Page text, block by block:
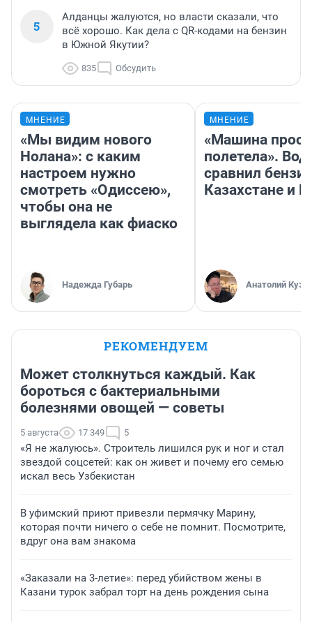
5
Алданцы жалуются, но власти сказали, что
всё хорошо. Как дела с QR-кодами на бензин
в Южной Якутии?
835 Обсудить
МНЕНИЕ
«Мы видим нового
Нолана»: с каким
настроем нужно
смотреть «Одиссею»,
чтобы она не
выглядела как фиаско
Надежда Губарь
МНЕНИЕ
«Машина
полетела».
сравнил
Казахстане и
Анатолий
РЕКОМЕНДУЕМ
Может столкнуться каждый. Как
бороться с бактериальными
болезнями овощей — советы
5 августа 17 349 5
«Я не жалуюсь». Строитель лишился рук и ног и стал
звездой соцсетей: как он живет и почему его семью
искал весь Узбекистан
В уфимский приют привезли пермячку Марину,
которая почти ничего о себе не помнит. Посмотрите,
вдруг она вам знакома
«Заказали на 3-летие»: перед убийством жены в
Казани турок забрал торт на день рождения сына